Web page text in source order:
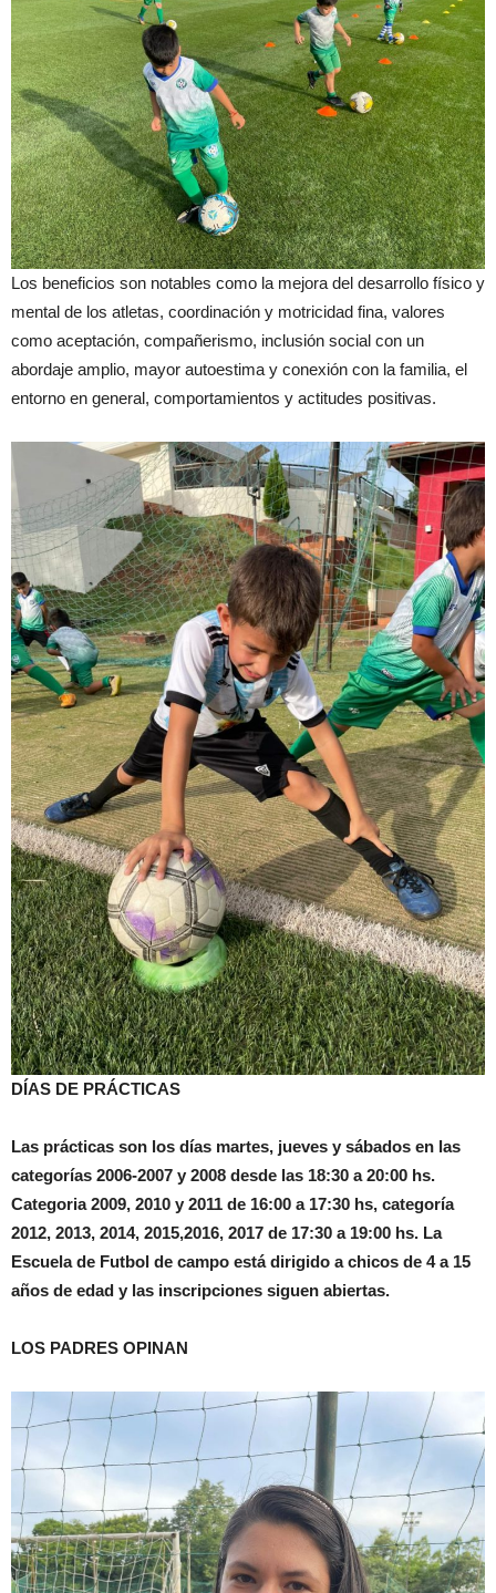
Los beneficios son notables como la mejora del desarrollo físico y
mental de los atletas, coordinación y motricidad fina, valores
como aceptación, compañerismo, inclusión social con un
abordaje amplio, mayor autoestima y conexión con la familia, el
entorno en general, comportamientos y actitudes positivas.
DÍAS DE PRÁCTICAS
Las prácticas son los días martes, jueves y sábados en las
categorías 2006-2007 y 2008 desde las 18:30 a 20:00 hs.
Categoria 2009, 2010 y 2011 de 16:00 a 17:30 hs, categoría
2012, 2013, 2014, 2015,2016, 2017 de 17:30 a 19:00 hs. La
Escuela de Futbol de campo está dirigido a chicos de 4 a 15
años de edad y las inscripciones siguen abiertas.
LOS PADRES OPINAN